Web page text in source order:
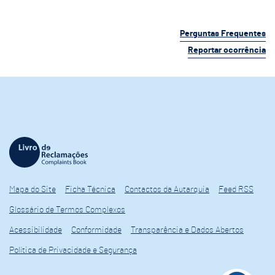
Perguntas Frequentes
Reportar ocorrência
Mapa do Site Ficha Técnica Contactos da Autarquia Feed RSS
Glossário de Termos Complexos
Acessibilidade Conformidade Transparência e Dados Abertos
Política de Privacidade e Segurança